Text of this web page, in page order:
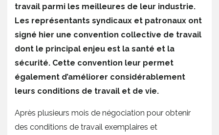
travail parmi les meilleures de leur industrie.
Les représentants syndicaux et patronaux ont
signé hier une convention collective de travail
dont le principal enjeu est la santé et la
sécurité. Cette convention leur permet
également d’améliorer considérablement
leurs conditions de travail et de vie.
Après plusieurs mois de négociation pour obtenir
des conditions de travail exemplaires et